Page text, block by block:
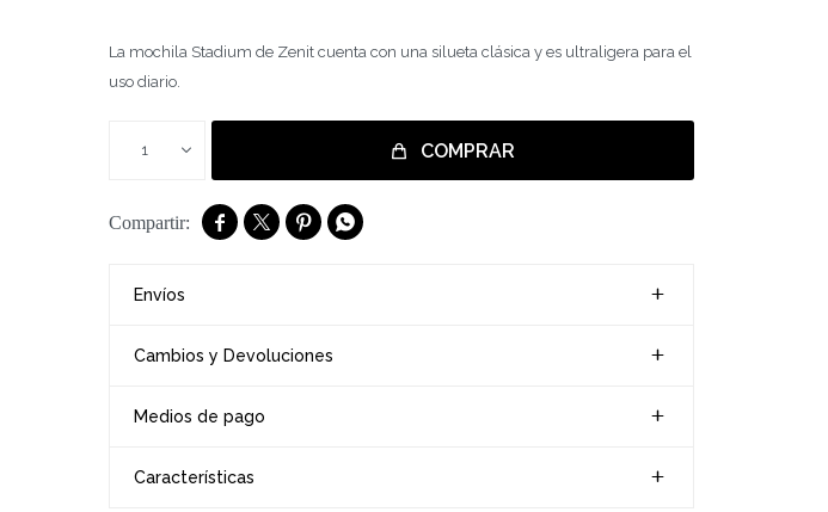
La mochila Stadium de Zenit cuenta con una silueta clásica y es ultraligera para el
uso diario.
1 COMPRAR
   
Envíos
Cambios y Devoluciones
Medios de pago
Características